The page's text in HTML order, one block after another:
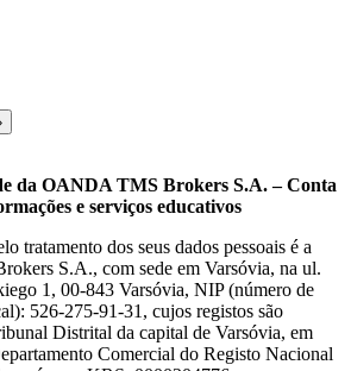
da OANDA TMS Brokers S.A. – Conta
e serviços educativos
tratamento dos seus dados pessoais é a
S.A., com sede em Varsóvia, na ul.
1, 00-843 Varsóvia, NIP (número de
526-275-91-31, cujos registos são
Distrital da capital de Varsóvia, em
Comercial do Registo Nacional